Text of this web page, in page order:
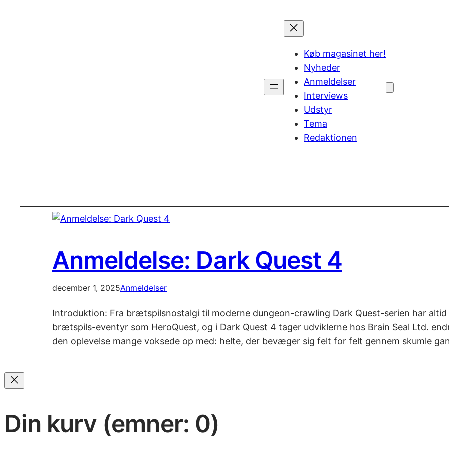
Køb magasinet her!
Nyheder
Anmeldelser
Interviews
Udstyr
Tema
Redaktionen
Anmeldelse: Dark Quest 4
december 1, 2025Anmeldelser
Introduktion: Fra brætspilsnostalgi til moderne dungeon-crawling Dark Quest-serien har
brætspils-eventyr som HeroQuest, og i Dark Quest 4 tager udviklerne hos Brain Seal Ltd.
den oplevelse mange voksede op med: helte, der bevæger sig felt for felt gennem skumle
Din kurv (emner: 0)